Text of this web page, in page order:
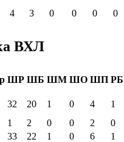
4 3 0 0 0 0
ВХЛ
ШР ШБ ШМ ШО ШП РБ
32 20 1 0 4
1
1 2 0 0 2
0
33 22 1 0 6
1